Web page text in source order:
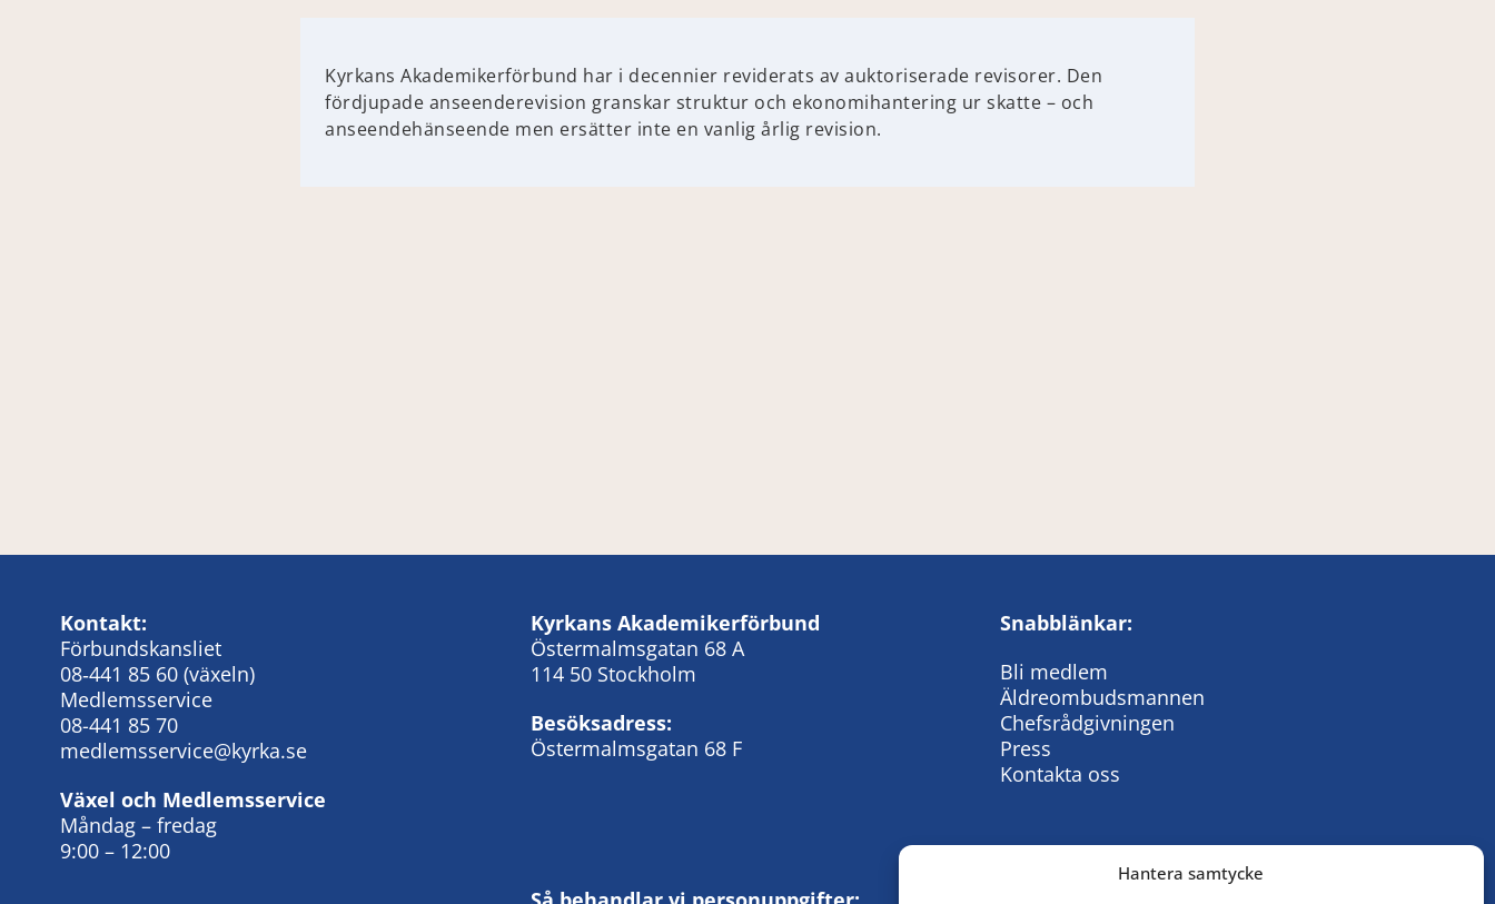
Hantera samtycke
Kyrkans Akademikerförbund har i decennier reviderats av auktoriserade revisorer. Den
fördjupade anseenderevision granskar struktur och ekonomihantering ur skatte – och
anseendehänseende men ersätter inte en vanlig årlig revision.
Kontakt:
Förbundskansliet
08‑441 85 60 (växeln)
Medlemsservice
08-441 85 70
medlemsservice@kyrka.se
Växel och Medlemsservice
Måndag – fredag
9:00 – 12:00
Kyrkans Akademikerförbund
Östermalmsgatan 68 A
114 50 Stockholm
Besöksadress:
Östermalmsgatan 68 F
Snabblänkar:
Bli medlem
Äldreombudsmannen
Chefsrådgivningen
Press
Kontakta oss